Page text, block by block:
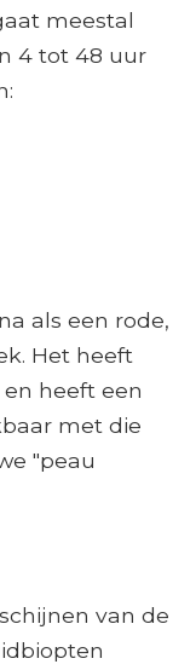
meestal
4 tot 48 uur
als een rode,
Het heeft
heeft een
met die
"peau
van de